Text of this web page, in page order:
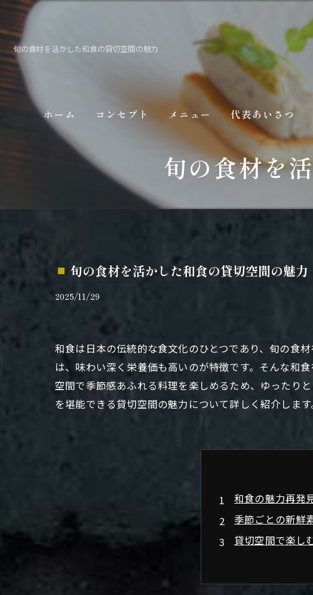
旬の食材を活かした和食の貸切空間の魅力
ホーム コンセプト メニュー
ギャラリー
代表あいさつ
旬の食材を
旬の食材を活かした和食の貸切空間の魅力
2025/11/29
和食は日本の伝統的な食文化のひとつであり、旬の食
は、味わい深く栄養価も高いのが特徴です。そんな和
空間で季節感あふれる料理を楽しめるため、ゆったり
を堪能できる貸切空間の魅力について詳しく紹介しま
和食の魅力再発
季節ごとの新鮮
貸切空間で楽し
旬の食材が織
伝統と季節感を